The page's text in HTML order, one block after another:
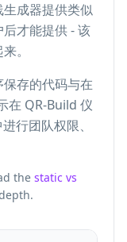
成器提供类似
才能提供 - 该
。
存的代码与在
在 QR-Build 仪
行团队权限、
the static vs